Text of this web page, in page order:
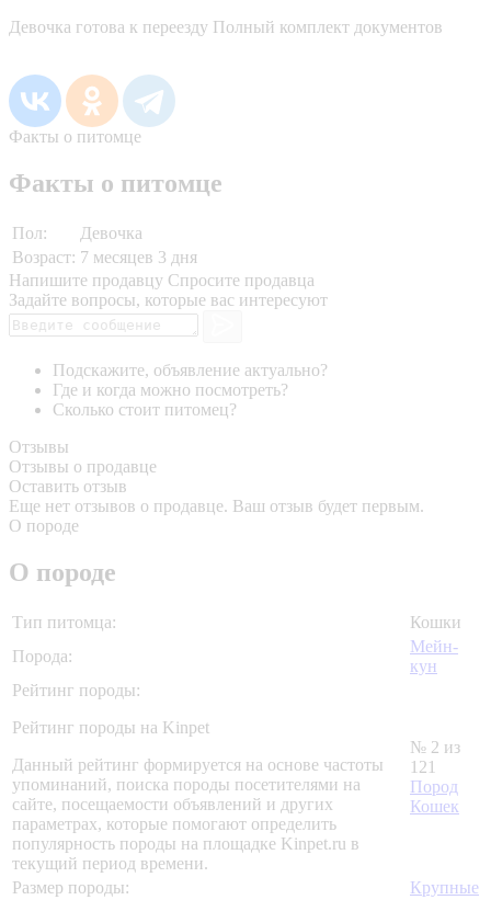
Девочка готова к переезду Полный комплект документов
Факты о питомце
Факты о питомце
Пол:
Девочка
Возраст: 7 месяцев 3 дня
Напишите продавцу Спросите продавца
Задайте вопросы, которые вас интересуют
Подскажите, объявление актуально?
Где и когда можно посмотреть?
Сколько стоит питомец?
Отзывы
Отзывы о продавце
Оставить отзыв
Еще нет отзывов о продавце. Ваш отзыв будет первым.
О породе
О породе
Тип питомца:
Кошки
Порода:
Мейн-
кун
Рейтинг породы:
Рейтинг породы на Kinpet
Данный рейтинг формируется на основе частоты
упоминаний, поиска породы посетителями на
сайте, посещаемости объявлений и других
параметрах, которые помогают определить
популярность породы на площадке Kinpet.ru в
текущий период времени.
№ 2 из
121
Пород
Кошек
Размер породы:
Крупные